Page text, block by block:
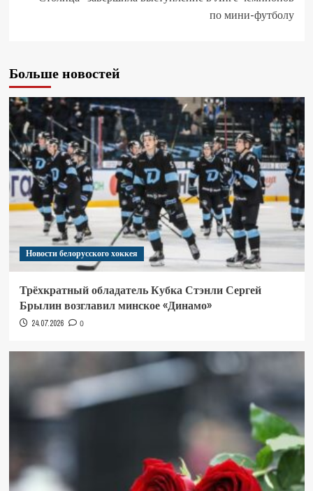
по мини-футболу
Больше новостей
Новости белорусского хоккея
Трёхкратный обладатель Кубка Стэнли Сергей
Брылин возглавил минское «Динамо»
24.07.2026 0